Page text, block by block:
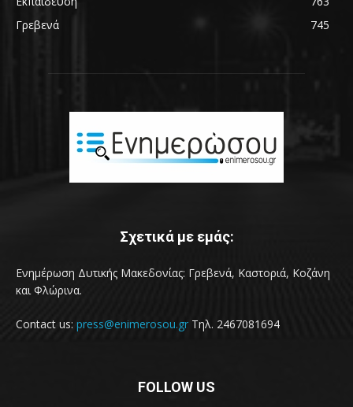
Γρεβενά
745
Σχετικά με εμάς:
Ενημέρωση Δυτικής Μακεδονίας: Γρεβενά, Καστοριά, Κοζάνη
και Φλώρινα.
Contact us: press@enimerosou.gr Τηλ. 2467081694
FOLLOW US